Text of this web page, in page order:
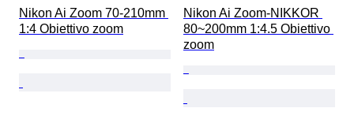
Nikon Ai Zoom 70-210mm
1:4 Obiettivo zoom
Nikon Ai Zoom-NIKKOR
80~200mm 1:4.5 Obiettivo
zoom